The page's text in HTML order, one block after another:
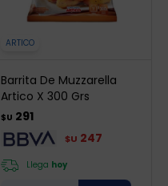
ARTICO
Barrita De Muzzarella
Artico X 300 Grs
$U 291
$U 247
Llega hoy